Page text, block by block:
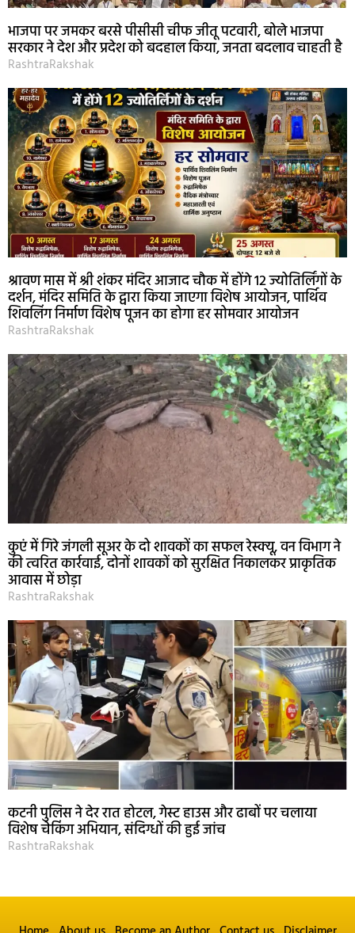
भाजपा पर जमकर बरसे पीसीसी चीफ जीतू पटवारी, बोले भाजपा
सरकार ने देश और प्रदेश को बदहाल किया, जनता बदलाव चाहती है
RashtraRakshak
श्रावण मास में श्री शंकर मंदिर आजाद चौक में होंगे 12 ज्योतिर्लिंगों के
दर्शन, मंदिर समिति के द्वारा किया जाएगा विशेष आयोजन, पार्थिव
शिवलिंग निर्माण विशेष पूजन का होगा हर सोमवार आयोजन
RashtraRakshak
कुएं में गिरे जंगली सूअर के दो शावकों का सफल रेस्क्यू, वन विभाग ने
की त्वरित कार्रवाई, दोनों शावकों को सुरक्षित निकालकर प्राकृतिक
आवास में छोड़ा
RashtraRakshak
कटनी पुलिस ने देर रात होटल, गेस्ट हाउस और ढाबों पर चलाया
विशेष चेकिंग अभियान, संदिग्धों की हुई जांच
RashtraRakshak